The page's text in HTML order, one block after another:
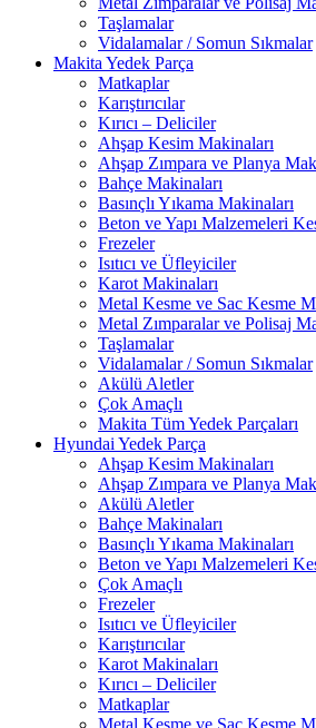
Taşlamalar
Vidalamalar / Somun Sıkmalar
Makita Yedek Parça
Matkaplar
Karıştırıcılar
Kırıcı – Deliciler
Ahşap Kesim Makinaları
Ahşap Zımpara ve Planya
Bahçe Makinaları
Basınçlı Yıkama Makinaları
Beton ve Yapı Malzemeleri
Frezeler
Isıtıcı ve Üfleyiciler
Karot Makinaları
Metal Kesme ve Sac Kesme
Metal Zımparalar ve Polisaj
Taşlamalar
Vidalamalar / Somun Sıkmalar
Akülü Aletler
Çok Amaçlı
Makita Tüm Yedek Parçaları
Hyundai Yedek Parça
Ahşap Kesim Makinaları
Ahşap Zımpara ve Planya
Akülü Aletler
Bahçe Makinaları
Basınçlı Yıkama Makinaları
Beton ve Yapı Malzemeleri
Çok Amaçlı
Frezeler
Isıtıcı ve Üfleyiciler
Karıştırıcılar
Karot Makinaları
Kırıcı – Deliciler
Matkaplar
Metal Kesme ve Sac Kesme